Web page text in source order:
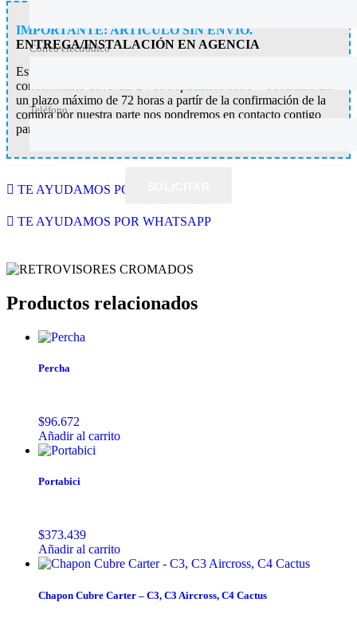
IMPORTANTE: ARTÍCULO SIN ENVÍO.
ENTREGA/INSTALACIÓN EN AGENCIA
Este artículo se entrega e instala gratuitamente en nuestro
concesionario de Avda. 24 de Septiembre 1398 – Tucumán. En
un plazo máximo de 72 horas a partír de la confirmación de la
compra por nuestra parte nos pondremos en contacto contigo
para coordinar la entrega del mismo.
TE AYUDAMOS POR WHATSAPP
TE AYUDAMOS POR WHATSAPP
Productos relacionados
Percha
$96.672
Añadir al carrito
Portabici
$373.439
Añadir al carrito
Chapon Cubre Carter – C3, C3 Aircross, C4 Cactus
Correo electrónico
Teléfono